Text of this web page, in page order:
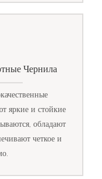
Чернила
яркие и стойкие
обладают
четкое и